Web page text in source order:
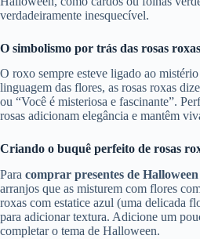
verdadeiramente inesquecível.
O simbolismo por trás das rosas roxas
O roxo sempre esteve ligado ao
linguagem das flores, as rosas roxas
ou “Você é misteriosa e fascinante”.
rosas adicionam elegância e mantêm
Criando o buquê perfeito de rosas
Para comprar presentes de Halloween
arranjos que as misturem com flores
roxas com estatice azul (uma delicada
para adicionar textura. Adicione um
completar o tema de Halloween.